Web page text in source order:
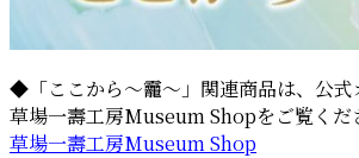
◆「ここから～龗～」関連商品は、公式
草場一壽工房Museum Shopをご覧くだ
草場一壽工房Museum Shop